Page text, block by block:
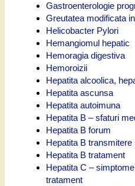
Gastroenterologie
Greutatea modificata
Helicobacter Pylori
Hemangiomul hepatic
Hemoragia digestiva
Hemoroizii
Hepatita alcoolica,
Hepatita ascunsa
Hepatita autoimuna
Hepatita B – sfaturi
Hepatita B forum
Hepatita B
Hepatita B tratament
Hepatita C –
tratament